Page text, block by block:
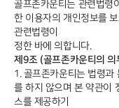
골프존카운티는 관련법령
한 이용자의 개인정보를
관련법령이
정한 바에 의합니다.
제9조 (골프존카운티의 의
1. 골프존카운티는 법령과
를 하지 않으며 본 약관이
스를 제공하기